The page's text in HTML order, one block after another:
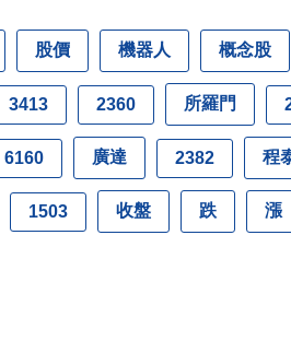
股價 機器人 概念股
3413 2360 所羅門
6160 廣達 2382 程
1503 收盤 跌 漲